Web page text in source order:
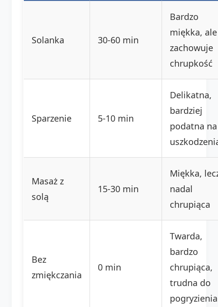
Solanka 30-60 min
Bardzo
miękka, ale
zachowuje
chrupkość
Sparzenie 5-10 min
Delikatna,
bardziej
podatna na
Masaż z
solą
15-30 min
Miękka,
nadal
chrupiąca
Bez
zmiękczania
0 min
Twarda,
bardzo
chrupiąca,
trudna do
pogryzienia